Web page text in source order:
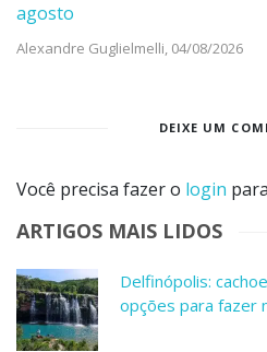
agosto
Alexandre Guglielmelli, 04/08/2026
DEIXE UM
Você precisa fazer o login
ARTIGOS MAIS LIDOS
Delfinópolis:
opções para fazer